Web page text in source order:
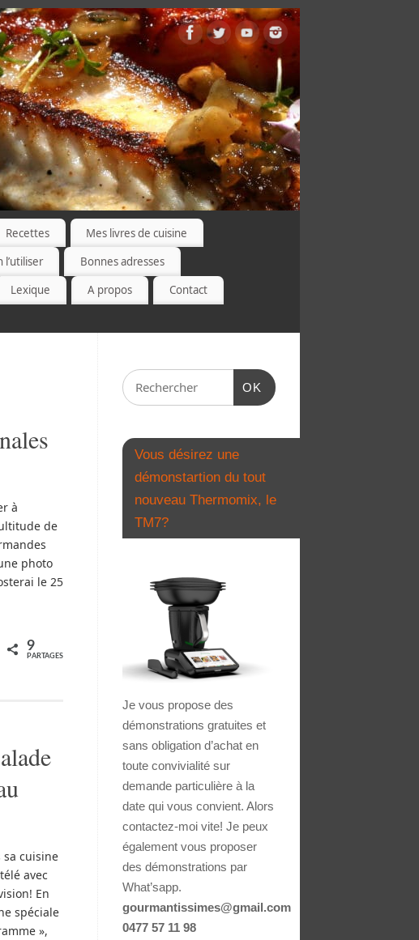
Recettes
Mes livres de cuisine
Bonnes adresses
Lexique A propos
Contact
à
de
photo
le 25
9
PARTAGES
sa cuisine
avec
En
spéciale
»,
OK
Vous désirez une
démonstartion du tout
nouveau Thermomix, le
TM7?
Je vous propose des
démonstrations gratuites et
sans obligation d’achat en
toute convivialité sur
demande particulière à la
date qui vous convient. Alors
contactez-moi vite! Je peux
également vous proposer
des démonstrations par
What’sapp.
gourmantissimes@gmail.com
0477 57 11 98